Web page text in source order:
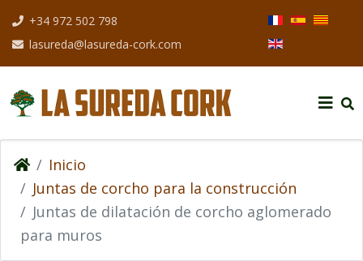
+34 972 502 798
lasureda@lasureda-cork.com
Seleccione su
Inicio
Juntas de corcho para la construcción
Juntas de dilatación de corcho aglomerado
para muros